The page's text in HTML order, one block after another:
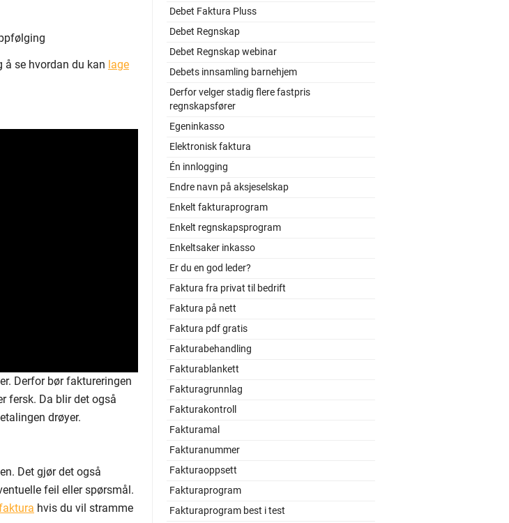
å se hvordan du kan lage
Derfor bør faktureringen
fersk. Da blir det også
drøyer.
Det gjør det også
feil eller spørsmål.
hvis du vil stramme
Debet Faktura Pluss
Debet Regnskap
Debet Regnskap webinar
Debets innsamling barnehjem
Derfor velger stadig flere fastpris
regnskapsfører
Egeninkasso
Elektronisk faktura
Én innlogging
Endre navn på aksjeselskap
Enkelt fakturaprogram
Enkelt regnskapsprogram
Enkeltsaker inkasso
Er du en god leder?
Faktura fra privat til bedrift
Faktura på nett
Faktura pdf gratis
Fakturabehandling
Fakturablankett
Fakturagrunnlag
Fakturakontroll
Fakturamal
Fakturanummer
Fakturaoppsett
Fakturaprogram
Fakturaprogram best i test